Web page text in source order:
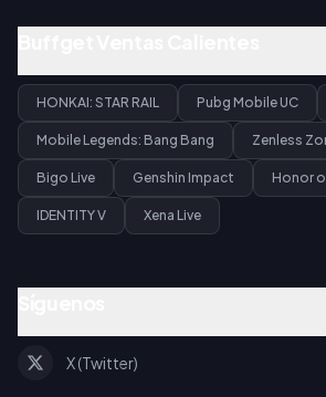
HONKAI: STAR RAIL Pubg Mobile UC
Mobile Legends: Bang Bang Zenless
Bigo Live Genshin Impact Honor
IDENTITY V Xena Live
X (Twitter)